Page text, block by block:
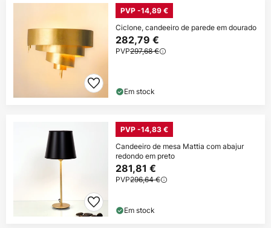
PVP -14,89 €
Ciclone, candeeiro de parede em dourado
282,79 €
PVP297,68 €
Em stock
PVP -14,83 €
Candeeiro de mesa Mattia com abajur
redondo em preto
281,81 €
PVP296,64 €
Em stock